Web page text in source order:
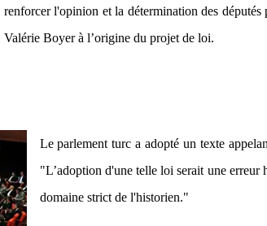
renforcer l'opinion et la détermination des
Valérie Boyer à l’origine du projet de loi.
Le parlement turc a adopté un texte
"L’adoption d'une telle loi serait une erreur
domaine strict de l'historien."